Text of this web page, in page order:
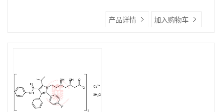
产品详情 加入购物车